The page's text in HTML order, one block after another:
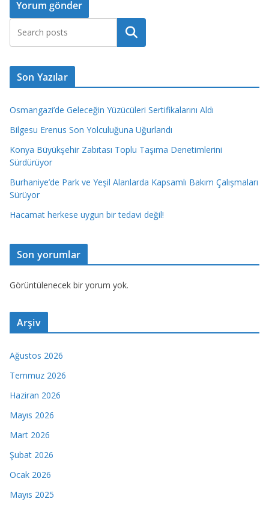
Ara
Son Yazılar
Osmangazi’de Geleceğin Yüzücüleri Sertifikalarını Aldı
Bilgesu Erenus Son Yolculuğuna Uğurlandı
Konya Büyükşehir Zabıtası Toplu Taşıma Denetimlerini
Sürdürüyor
Burhaniye’de Park ve Yeşil Alanlarda Kapsamlı Bakım Çalışmaları
Sürüyor
Hacamat herkese uygun bir tedavi değil!
Son yorumlar
Görüntülenecek bir yorum yok.
Arşiv
Ağustos 2026
Temmuz 2026
Haziran 2026
Mayıs 2026
Mart 2026
Şubat 2026
Ocak 2026
Mayıs 2025